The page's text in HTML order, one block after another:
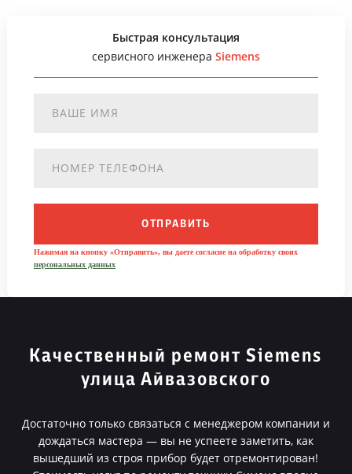
Быстрая консультация
сервисного инженера Siemens
ОТПРАВИТЬ
Нажимая на кнопку «Отправить», вы даете согласие на обработку своих
персональных данных
Качественный ремонт Siemens
улица Айвазовского
Достаточно только связаться с менеджером компании и
дождаться мастера — вы не успеете заметить, как
вышедший из строя прибор будет отремонтирован!